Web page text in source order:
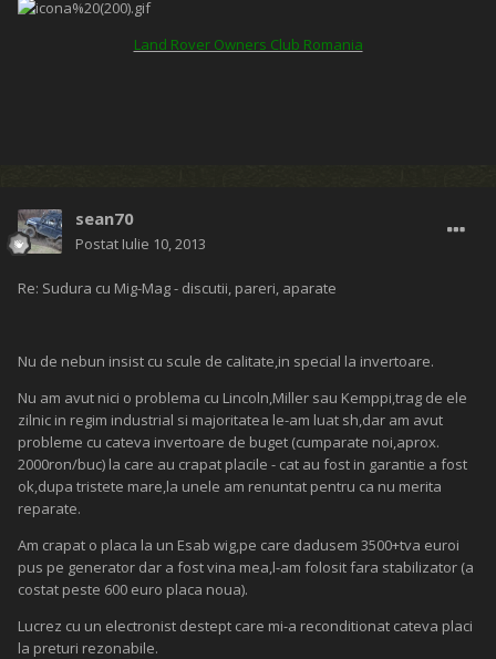
Land Rover Owners Club Romania
sean70
Postat Iulie 10, 2013
Re: Sudura cu Mig-Mag - discutii, pareri, aparate
Nu de nebun insist cu scule de calitate,in special la invertoare.
Nu am avut nici o problema cu Lincoln,Miller sau Kemppi,trag de ele
zilnic in regim industrial si majoritatea le-am luat sh,dar am avut
probleme cu cateva invertoare de buget (cumparate noi,aprox.
2000ron/buc) la care au crapat placile - cat au fost in garantie a fost
ok,dupa tristete mare,la unele am renuntat pentru ca nu merita
reparate.
Am crapat o placa la un Esab wig,pe care dadusem 3500+tva euroi
pus pe generator dar a fost vina mea,l-am folosit fara stabilizator (a
costat peste 600 euro placa noua).
Lucrez cu un electronist destept care mi-a reconditionat cateva placi
la preturi rezonabile.